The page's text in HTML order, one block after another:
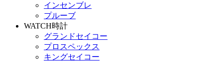
インセンブレ
プルーブ
WATCH時計
グランドセイコー
プロスペックス
キングセイコー